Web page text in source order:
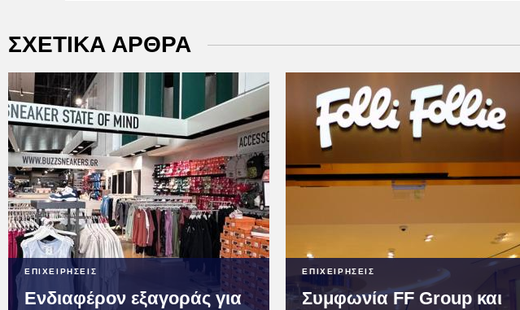
ΣΧΕΤΙΚΑ ΑΡΘΡΑ
ΕΠΙΧΕΙΡΗΣΕΙΣ
Ενδιαφέρον εξαγοράς για
ΕΠΙΧΕΙΡΗΣΕΙΣ
Συμφωνία FF Group και